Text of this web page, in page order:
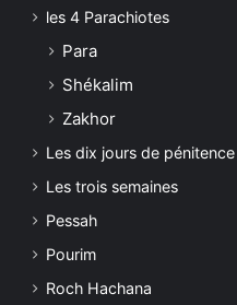
les 4 Parachiotes
Para
Shékalim
Zakhor
Les dix jours de pénitence
Les trois semaines
Pessah
Pourim
Roch Hachana